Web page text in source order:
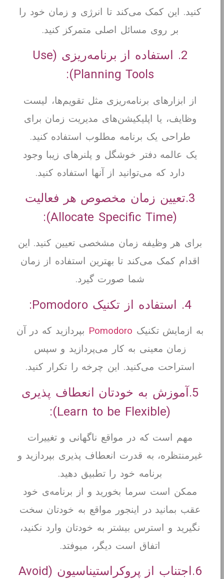
کنید. این کمک می‌کند تا انرژی و زمان خود را
بر روی مسائل اصلی متمرکز کنید.
2. استفاده از برنامه‌ریزی (Use
Planning Tools):
از ابزارهای برنامه‌ریزی مثل تقویم‌ها، لیست
وظایف، یا اپلیکیشن‌های مدیریت زمان برای
طراحی یک برنامه مطلوب استفاده کنید.
یک عالمه دفتر خوشگل و پلنرهای زیبا وجود
دارد که می‌توانید از آنها استفاده کنید.
3.تعیین زمان مخصوص هر فعالیت
(Allocate Specific Time):
برای هر وظیفه زمان مشخصی تعیین کنید. این
اقدام کمک می‌کند تا بهترین استفاده از زمان
شما صورت گیرد.
4. استفاده از تکنیک Pomodoro:
به ازمایش تکنیک Pomodoro بپردازید که در آن
زمان معینی به کار می‌پردازید و سپس
استراحت می‌کنید. این چرخه را تکرار کنید.
5.آموزش به خودتان انعطاف پذیری
(Learn to be Flexible):
مهم است که در مواقع ناگهانی و تغییرات
غیرمنتظره، به قدرت انعطاف پذیری بپردازید و
برنامه خود را تطبیق دهید.
ممکن است سرما بخورید و از برنامه‌ی خود
عقب بمانید در اینجور مواقع به خودتان سخت
نگیرید و استرس بیشتر به خودتان وارد نکنید،
اتفاق است دیگر، میوفتد.
6.اجتناب از پروکراستیناسیون (Avoid